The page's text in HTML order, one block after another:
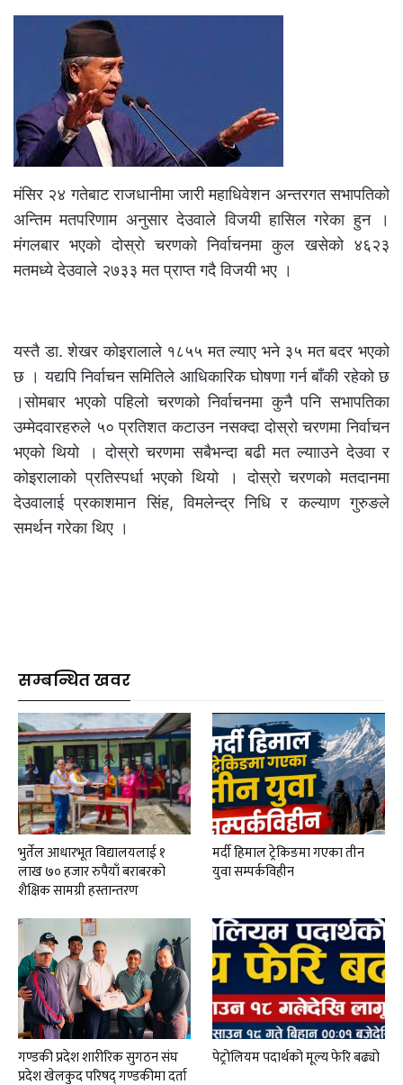
मंसिर २४ गतेबाट राजधानीमा जारी महाधिवेशन अन्तरगत सभापतिको
अन्तिम मतपरिणाम अनुसार देउवाले विजयी हासिल गरेका हुन ।
मंगलबार भएको दोस्रो चरणको निर्वाचनमा कुल खसेको ४६२३
मतमध्ये देउवाले २७३३ मत प्राप्त गदै विजयी भए ।
यस्तै डा. शेखर कोइरालाले १८५५ मत ल्याए भने ३५ मत बदर भएको
छ । यद्यपि निर्वाचन समितिले आधिकारिक घोषणा गर्न बाँकी रहेको छ
।सोमबार भएको पहिलो चरणको निर्वाचनमा कुनै पनि सभापतिका
उम्मेदवारहरुले ५० प्रतिशत कटाउन नसक्दा दोस्रो चरणमा निर्वाचन
भएको थियो । दोस्रो चरणमा सबैभन्दा बढी मत ल्यााउने देउवा र
कोइरालाको प्रतिस्पर्धा भएको थियो । दोस्रो चरणको मतदानमा
देउवालाई प्रकाशमान सिंह, विमलेन्द्र निधि र कल्याण गुरुङले
समर्थन गरेका थिए ।
सम्बन्धित खवर
भुर्तेल आधारभूत विद्यालयलाई १
लाख ७० हजार रुपैयाँ बराबरको
शैक्षिक सामग्री हस्तान्तरण
मर्दी हिमाल ट्रेकिङमा गएका तीन
युवा सम्पर्कविहीन
गण्डकी प्रदेश शारीरिक सुगठन संघ
प्रदेश खेलकुद परिषद् गण्डकीमा दर्ता
पेट्रोलियम पदार्थको मूल्य फेरि बढ्यो